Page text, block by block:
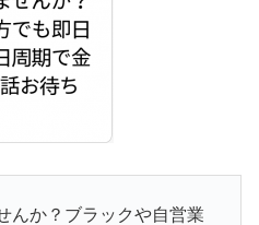
んか？ブラックや自営業